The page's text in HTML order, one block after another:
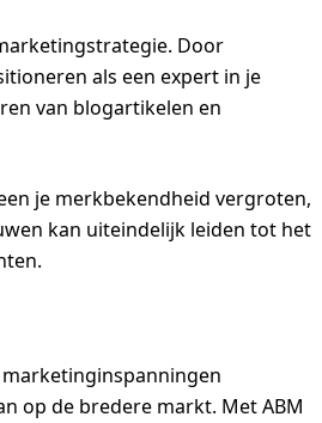
Door
als een expert in je
van blogartikelen en
je merkbekendheid vergroten,
kan uiteindelijk leiden tot het
op de bredere markt. Met ABM